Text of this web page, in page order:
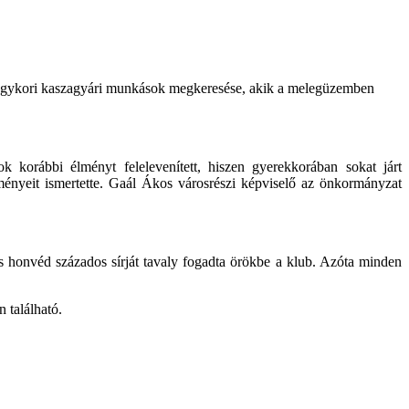
kaszagyári munkások megkeresése, akik a melegüzemben
korábbi élményt felelevenített, hiszen gyerekkorában sokat járt
ismertette. Gaál Ákos városrészi képviselő az önkormányzat
százados sírját tavaly fogadta örökbe a klub. Azóta minden
található.